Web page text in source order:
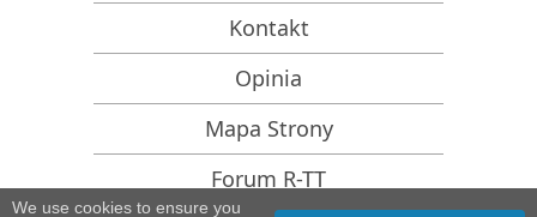
Sklonuj Dyski Przed Odzyskiwaniem Plików
Odzyskiwanie filmów HD z kart SD
Odzyskiwanie Plików z Nieuruchamiającego się
Najlepszy sposób na odzyskanie plików z dysku
systemowego Mac
Kontakt
Opinia
Mapa Strony
Forum R-TT
We use cookies to ensure you